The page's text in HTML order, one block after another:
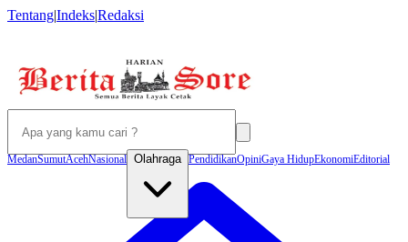
Tentang|Indeks|Redaksi
MedanSumutAcehNasional Olahraga PendidikanOpiniGaya HidupEkonomiEditorial